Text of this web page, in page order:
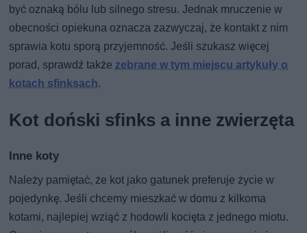
być oznaką bólu lub silnego stresu. Jednak mruczenie w
obecności opiekuna oznacza zazwyczaj, że kontakt z nim
sprawia kotu sporą przyjemność. Jeśli szukasz więcej
porad, sprawdź także zebrane w tym miejscu artykuły o
kotach sfinksach.
Kot doński sfinks a inne zwierzęta
Inne koty
Należy pamiętać, że kot jako gatunek preferuje życie w
pojedynkę. Jeśli chcemy mieszkać w domu z kilkoma
kotami, najlepiej wziąć z hodowli kocięta z jednego miotu.